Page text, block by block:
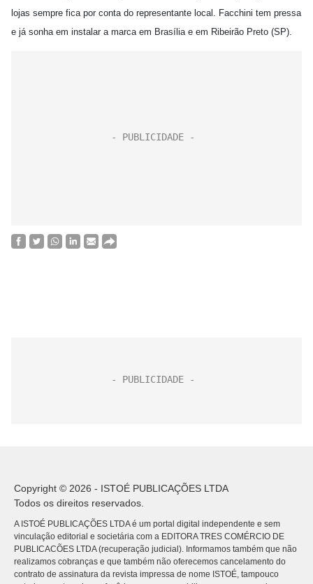
lojas sempre fica por conta do representante local. Facchini tem pressa
e já sonha em instalar a marca em Brasília e em Ribeirão Preto (SP).
Copyright © 2026 - ISTOÉ PUBLICAÇÕES LTDA
Todos os direitos reservados.
A ISTOÉ PUBLICAÇÕES LTDA é um portal digital independente e sem
vinculação editorial e societária com a EDITORA TRES COMÉRCIO DE
PUBLICACÕES LTDA (recuperação judicial). Informamos também que não
realizamos cobranças e que também não oferecemos cancelamento do
contrato de assinatura da revista impressa de nome ISTOÉ, tampouco